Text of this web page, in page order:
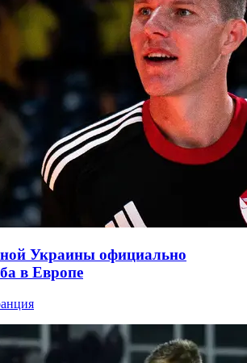
Украины официально
в Европе